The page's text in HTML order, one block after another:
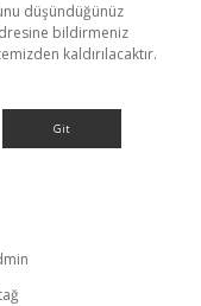
düşündüğünüz
bildirmeniz
kaldırılacaktır.